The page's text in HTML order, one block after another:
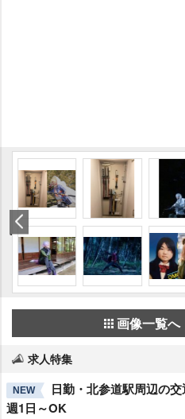
画像一覧へ
求人特集
NEW
日勤・北参道駅周辺の
週1日～OK